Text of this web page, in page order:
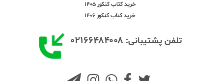
خرید کتاب کنکور 1405
خرید کتاب کنکور 1406
تلفن پشتیبانی: ۰۲۱۶۶۴۸۴۰۰۸